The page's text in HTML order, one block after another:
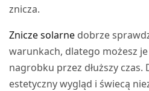
znicza.
Znicze solarne dobrze
warunkach, dlatego możesz
nagrobku przez dłuższy
estetyczny wygląd i świecą